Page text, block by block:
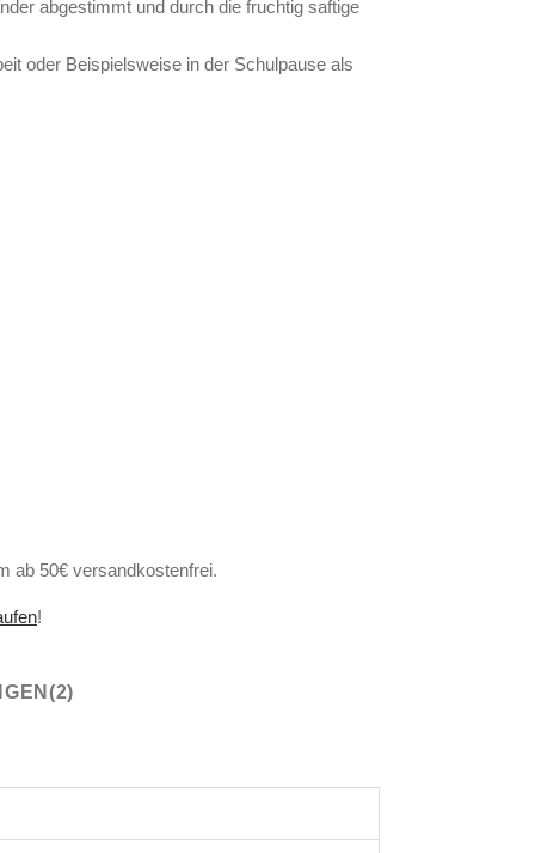
abgestimmt und durch die fruchtig saftige
oder Beispielsweise in der Schulpause als
ab 50€ versandkostenfrei.
!